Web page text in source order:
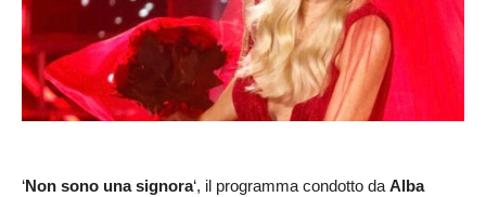
‘Non sono una signora‘, il programma condotto da Alba